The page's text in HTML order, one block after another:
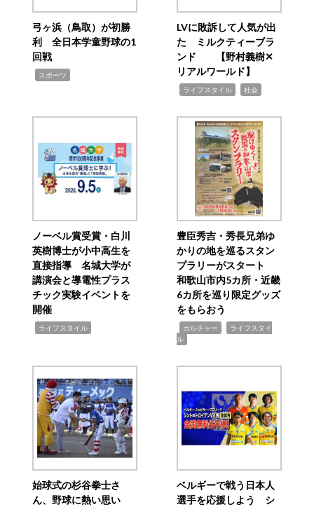
弓ヶ浜（鳥取）が初勝
利 全日本学童野球の1
回戦
スポーツ
LVに敗訴して人気が出
た ミルクティーブラ
ンド 【野村義樹✕
リアルワールド】
ライフスタイル 社会
ノーベル賞受賞・白川
英樹博士が小中高生を
直接指導 名城大学が
講演会と導電性プラス
チック実験イベントを
開催
ライフスタイル
豊臣秀吉・秀長兄弟ゆ
かりの地を巡るスタン
プラリーがスタート
和歌山市内5カ所・近畿
6カ所を巡り限定グッズ
をもらおう
カルチャー
ライフスタイ
ル
始球式の杉谷拳士さ
ん、野球に熱い思い
ベルギーで戦う日本人
選手を応援しよう シ